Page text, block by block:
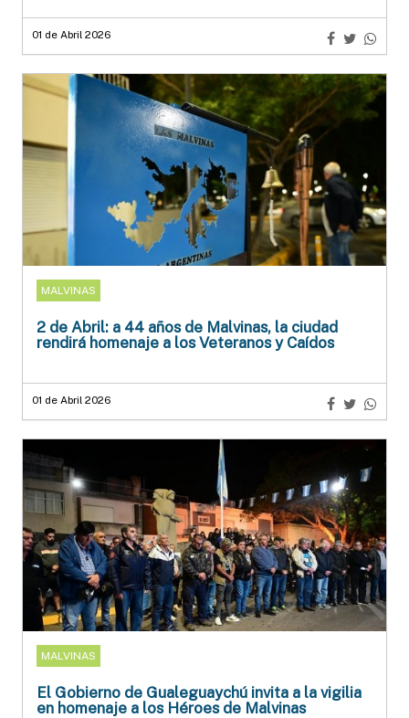
01 de Abril 2026
MALVINAS
2 de Abril: a 44 años de Malvinas, la ciudad
rendirá homenaje a los Veteranos y Caídos
01 de Abril 2026
MALVINAS
El Gobierno de Gualeguaychú invita a la vigilia
en homenaje a los Héroes de Malvinas